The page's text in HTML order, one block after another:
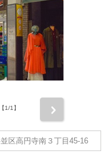
1/1】
区高円寺南３丁目45-16